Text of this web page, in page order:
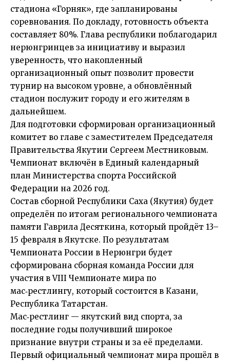
стадиона «Горняк», где запланированы
соревнования. По докладу, готовность объекта
составляет 80%. Глава республики поблагодарил
нерюнгринцев за инициативу и выразил
уверенность, что накопленный
организационный опыт позволит провести
турнир на высоком уровне, а обновлённый
стадион послужит городу и его жителям в
дальнейшем.
Для подготовки сформирован организационный
комитет во главе с заместителем Председателя
Правительства Якутии Сергеем Местниковым.
Чемпионат включён в Единый календарный
план Министерства спорта Российской
Федерации на 2026 год.
Состав сборной Республики Саха (Якутия) будет
определён по итогам регионального чемпионата
памяти Гаврила Десяткина, который пройдёт 13–
15 февраля в Якутске. По результатам
Чемпионата России в Нерюнгри будет
сформирована сборная команда России для
участия в VIII Чемпионате мира по
мас‑рестлингу, который состоится в Казани,
Республика Татарстан.
Мас‑рестлинг — якутский вид спорта, за
последние годы получивший широкое
признание внутри страны и за её пределами.
Первый официальный чемпионат мира прошёл в